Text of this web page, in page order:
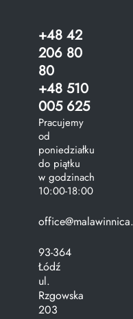
+48 42
206 80
80
+48 510
005 625
Pracujemy
od
poniedziałku
do piątku
w godzinach
10:00-18:00
93-364
Łódź
ul.
Rzgowska
203